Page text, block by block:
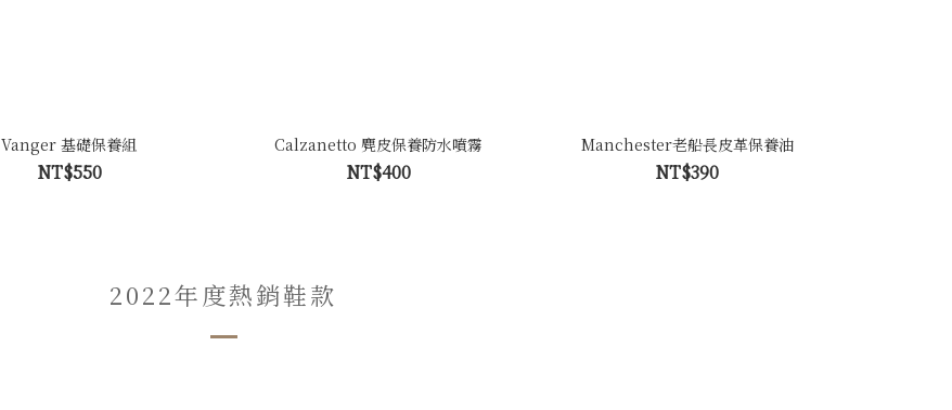
Vanger 基礎保養組
NT$550
Calzanetto 麂皮保養防水噴霧
NT$400
Manchester老船長皮革保養油
NT$390
2022年度熱銷鞋款